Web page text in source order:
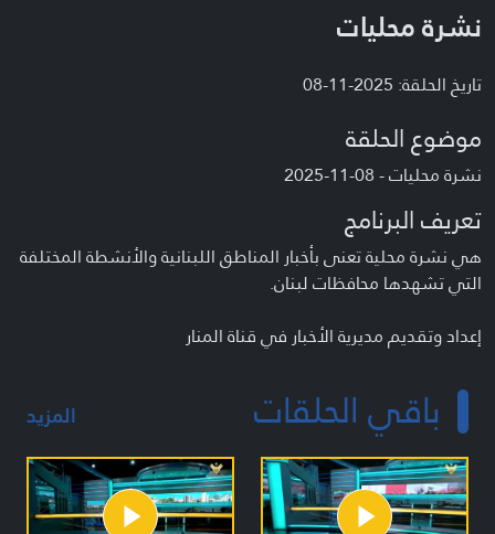
نشرة محليات
تاريخ الحلقة: 2025-11-08
موضوع الحلقة
نشرة محليات - 08-11-2025
تعريف البرنامج
هي نشرة محلية تعنى بأخبار المناطق اللبنانية والأنشطة المختلفة
التي تشهدها محافظات لبنان.
إعداد وتقديم مديرية الأخبار في قناة المنار
باقي الحلقات المزيد